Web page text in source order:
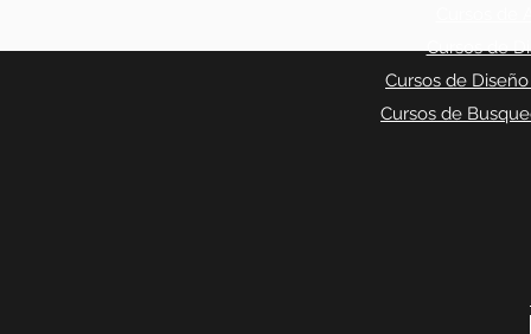
Cursos de
Cursos de
Cursos de